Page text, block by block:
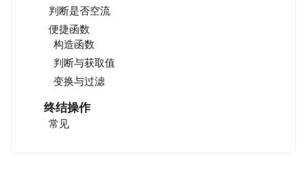
判断是否空流
便捷函数
构造函数
判断与获取值
变换与过滤
终结操作
常见